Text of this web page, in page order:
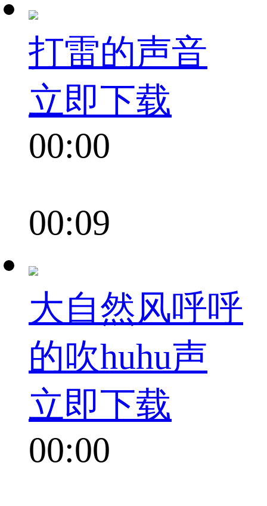
打雷的声音
立即下载
00:00
00:09
大自然风呼呼
的吹huhu声
立即下载
00:00